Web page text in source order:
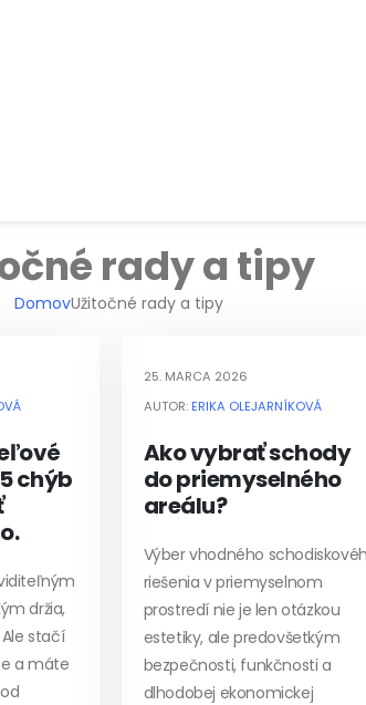
rady a tipy
DomovUžitočné rady a tipy
chýb
držia,
stačí
a máte
25. MARCA 2026
AUTOR: ERIKA OLEJARNÍKOVÁ
Ako vybrať schody
do priemyselného
areálu?
Výber vhodného
riešenia v priemyselnom
prostredí nie je len otázkou
estetiky, ale predovšetkým
bezpečnosti, funkčnosti a
dlhodobej ekonomickej